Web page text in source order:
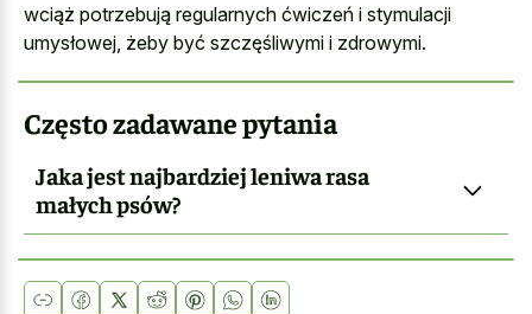
wciąż potrzebują regularnych ćwiczeń i stymulacji
umysłowej, żeby być szczęśliwymi i zdrowymi.
Często zadawane pytania
Jaka jest najbardziej leniwa rasa
małych psów?